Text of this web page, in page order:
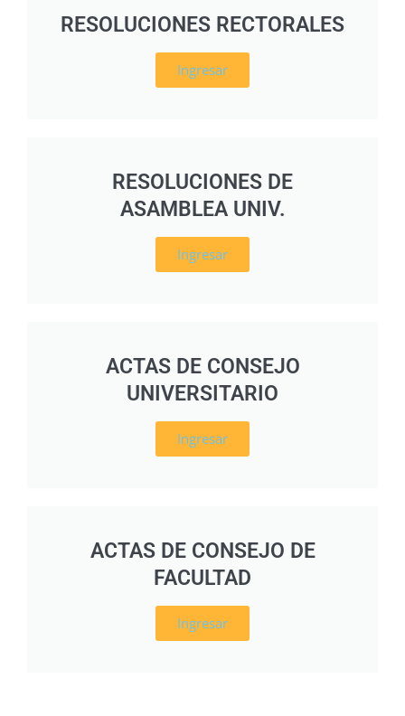
RESOLUCIONES RECTORALES
Ingresar
RESOLUCIONES DE
ASAMBLEA UNIV.
Ingresar
ACTAS DE CONSEJO
UNIVERSITARIO
Ingresar
ACTAS DE CONSEJO DE
FACULTAD
Ingresar